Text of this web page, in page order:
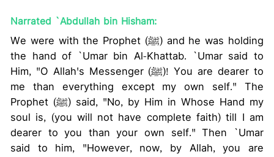
Narrated `Abdullah bin Hisham:
We were with the Prophet (ﷺ) and he was holding
the hand of `Umar bin Al-Khattab. `Umar said to
Him, "O Allah's Messenger (ﷺ)! You are dearer to
me than everything except my own self." The
Prophet (ﷺ) said, "No, by Him in Whose Hand my
soul is, (you will not have complete faith) till I am
dearer to you than your own self." Then `Umar
said to him, "However, now, by Allah, you are